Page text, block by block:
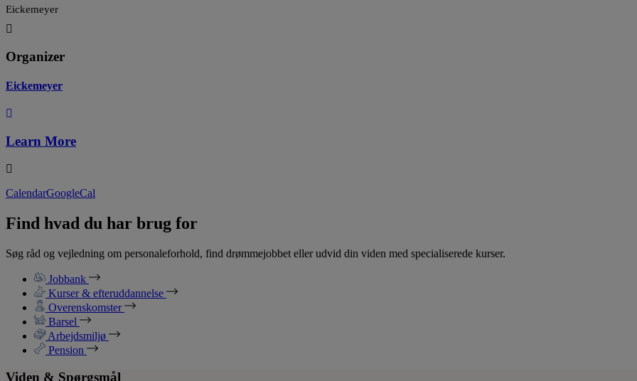
Eickemeyer
Organizer
Eickemeyer
Learn More
CalendarGoogleCal
Find hvad du har brug for
Søg råd og vejledning om personaleforhold, find drømmejobbet eller udvid din viden med specialiserede kurser.
Jobbank
Kurser & efteruddannelse
Overenskomster
Barsel
Arbejdsmiljø
Pension
Viden & Spørgsmål